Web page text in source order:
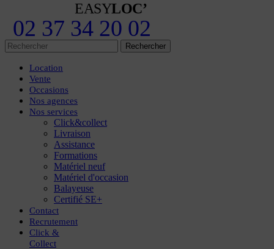
EASYLOC’
02 37 34 20 02
Rechercher
Location
Vente
Occasions
Nos agences
Nos services
Click&collect
Livraison
Assistance
Formations
Matériel neuf
Matériel d'occasion
Balayeuse
Certifié SE+
Contact
Recrutement
Click &
Collect